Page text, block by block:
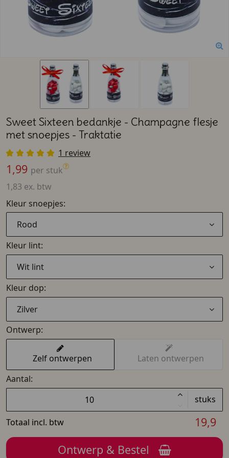
Sweet Sixteen bedankje - Champagne flesje
met snoepjes - Traktatie
1 review
1,99 per stuk
1,83 ex. btw
Kleur snoepjes:
Rood
Kleur lint:
Wit lint
Kleur dop:
Zilver
Ontwerp:
Zelf ontwerpen
Laten ontwerpen
Aantal:
stuks
Totaal incl. btw
19,9
Ontwerp & Bestel